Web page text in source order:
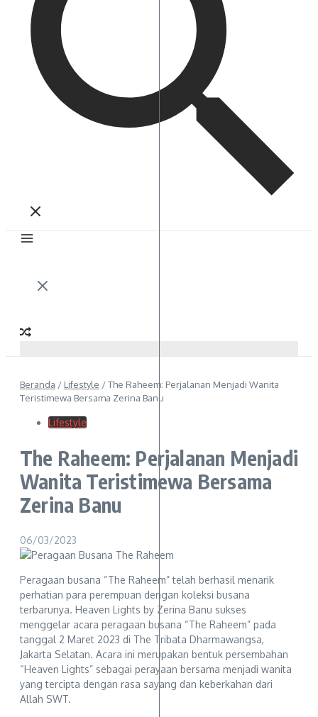
Beranda / Lifestyle /The Raheem: Perjalanan Menjadi Wanita
Teristimewa Bersama Zerina Banu
Lifestyle
The Raheem: Perjalanan Menjadi
Wanita Teristimewa Bersama
Zerina Banu
06/03/2023
Peragaan busana “The Raheem” telah berhasil menarik
perhatian para perempuan dengan koleksi busana
terbarunya. Heaven Lights by Zerina Banu sukses
menggelar acara peragaan busana “The Raheem” pada
tanggal 2 Maret 2023 di The Tribata Dharmawangsa,
Jakarta Selatan. Acara ini merupakan bentuk persembahan
“Heaven Lights” sebagai perayaan bersama menjadi wanita
yang tercipta dengan rasa sayang dan keberkahan dari
Allah SWT.